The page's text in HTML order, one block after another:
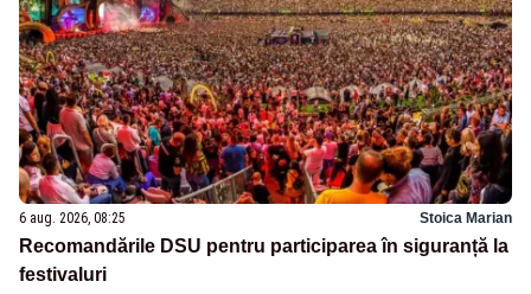
6 aug. 2026, 08:25 Stoica Marian
Recomandările DSU pentru participarea în siguranță la
festivaluri